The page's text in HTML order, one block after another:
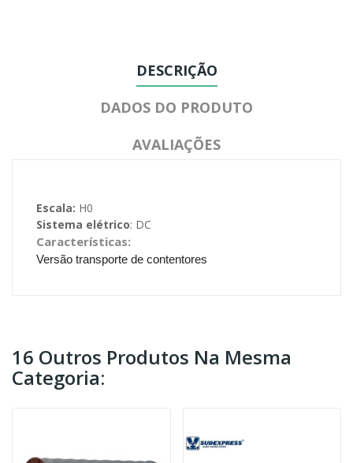
DESCRIÇÃO
DADOS DO PRODUTO
AVALIAÇÕES
Escala: H0
Sistema elétrico: DC
Características:
Versão transporte de contentores
16 Outros Produtos Na Mesma
Categoria: